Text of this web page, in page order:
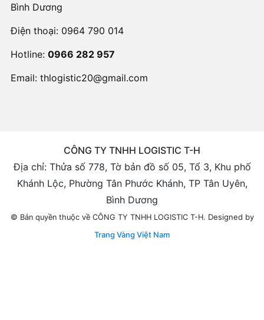
Bình Dương
Điện thoại: 0964 790 014
Hotline: 0966 282 957
Email: thlogistic20@gmail.com
CÔNG TY TNHH LOGISTIC T-H
Địa chỉ: Thửa số 778, Tờ bản đồ số 05, Tổ 3, Khu phố
Khánh Lộc, Phường Tân Phước Khánh, TP Tân Uyên,
Bình Dương
© Bản quyền thuộc về CÔNG TY TNHH LOGISTIC T-H. Designed by
Trang Vàng Việt Nam